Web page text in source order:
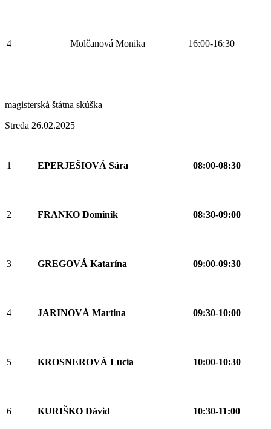
4 Molčanová Monika 16:00-16:30
magisterská štátna skúška
Streda 26.02.2025
1 EPERJEŠIOVÁ Sára 08:00-08:30
2 FRANKO Dominik 08:30-09:00
3 GREGOVÁ Katarína 09:00-09:30
4 JARINOVÁ Martina 09:30-10:00
5 KROSNEROVÁ Lucia 10:00-10:30
6 KURIŠKO Dávid 10:30-11:00